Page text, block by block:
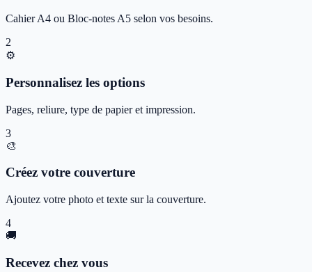
Cahier A4 ou Bloc-notes A5 selon vos besoins.
2
⚙️
Personnalisez les options
Pages, reliure, type de papier et impression.
3
🎨
Créez votre couverture
Ajoutez votre photo et texte sur la couverture.
4
🚚
Recevez chez vous